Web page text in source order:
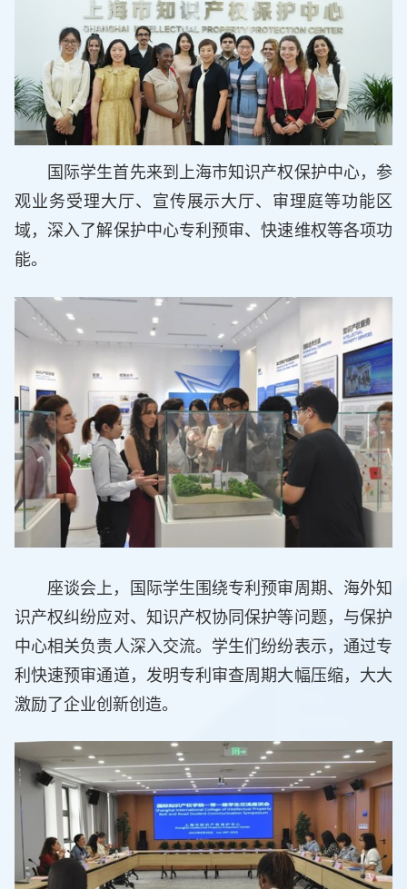
国际学生首先来到上海市知识产权保护中心，参
观业务受理大厅、宣传展示大厅、审理庭等功能区
域，深入了解保护中心专利预审、快速维权等各项功
能。
座谈会上，国际学生围绕专利预审周期、海外知
识产权纠纷应对、知识产权协同保护等问题，与保护
中心相关负责人深入交流。学生们纷纷表示，通过专
利快速预审通道，发明专利审查周期大幅压缩，大大
激励了企业创新创造。